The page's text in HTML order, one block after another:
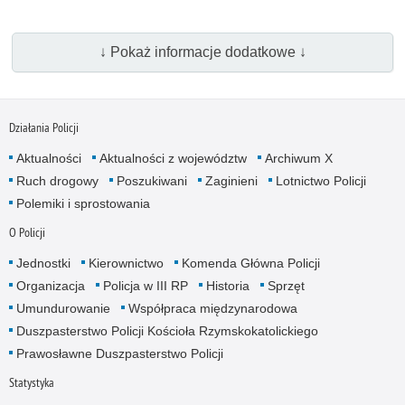
↓ Pokaż informacje dodatkowe ↓
Działania Policji
Aktualności Aktualności z województw
Archiwum X
Ruch drogowy
Poszukiwani Zaginieni
Lotnictwo Policji
Polemiki i sprostowania
O Policji
Jednostki Kierownictwo
Komenda Główna Policji
Organizacja
Policja w III RP Historia
Sprzęt
Umundurowanie
Współpraca międzynarodowa
Duszpasterstwo Policji Kościoła Rzymskokatolickiego
Prawosławne Duszpasterstwo Policji
Statystyka